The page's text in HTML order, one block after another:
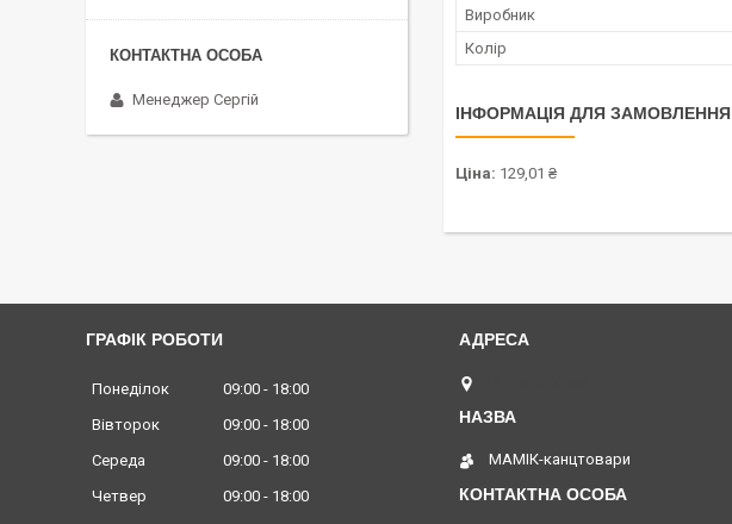
Виробник
Колір
ІНФОРМАЦІЯ ДЛЯ ЗАМОВЛЕННЯ
Ціна: 129,01 ₴
Менеджер Сергій
ГРАФІК РОБОТИ
Понеділок 09:00
18:00
Вівторок
09:00
18:00
Середа
09:00
18:00
Четвер
09:00
18:00
МАМІК-канцтовари